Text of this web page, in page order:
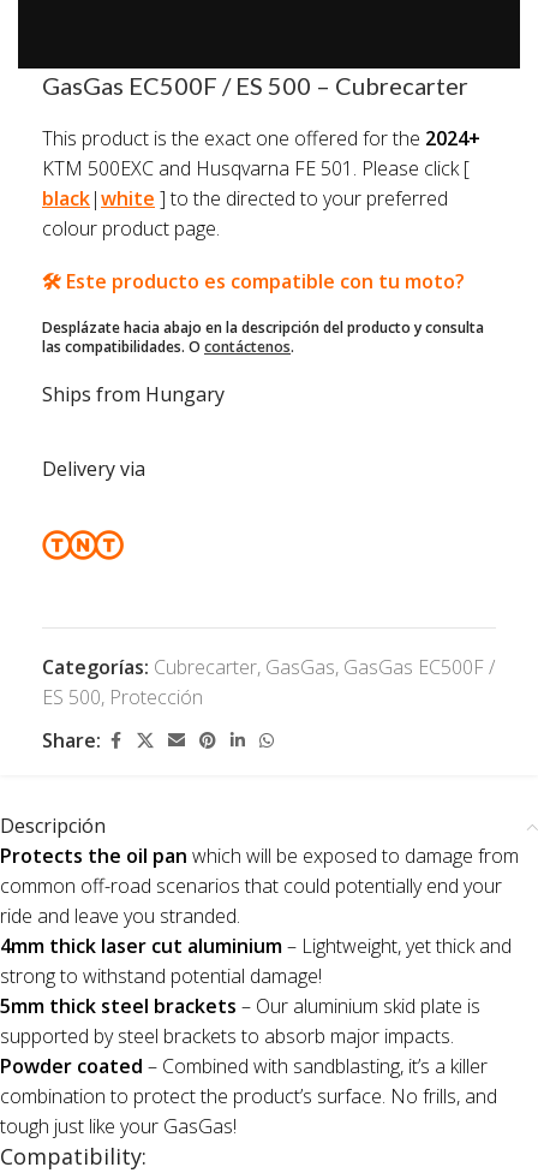
GasGas EC500F / ES 500 – Cubrecarter
This product is the exact one offered for the 2024+
KTM 500EXC and Husqvarna FE 501. Please click [
black|white ] to the directed to your preferred
colour product page.
🛠️ Este producto es compatible con tu moto?
Desplázate hacia abajo en la descripción del producto y consulta
las compatibilidades. O contáctenos.
Ships from Hungary
Delivery via
Categorías: Cubrecarter, GasGas, GasGas EC500F /
ES 500, Protección
Share:
Descripción
Protects the oil pan which will be exposed to damage from
common off-road scenarios that could potentially end your
ride and leave you stranded.
4mm thick laser cut aluminium– Lightweight, yet thick and
strong to withstand potential damage!
5mm thick steel brackets – Our aluminium skid plate is
supported by steel brackets to absorb major impacts.
Powder coated – Combined with sandblasting, it’s a killer
combination to protect the product’s surface. No frills, and
tough just like your GasGas!
Compatibility: